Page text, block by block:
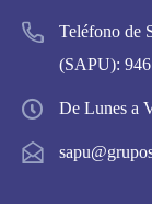
Teléfono de
(SAPU):
De Lunes a